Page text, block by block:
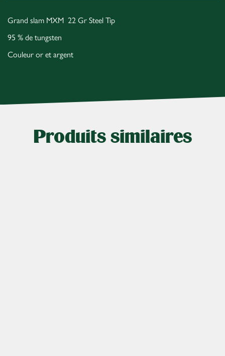
Grand slam MXM 22 Gr Steel Tip
95 % de tungsten
Couleur or et argent
Produits similaires